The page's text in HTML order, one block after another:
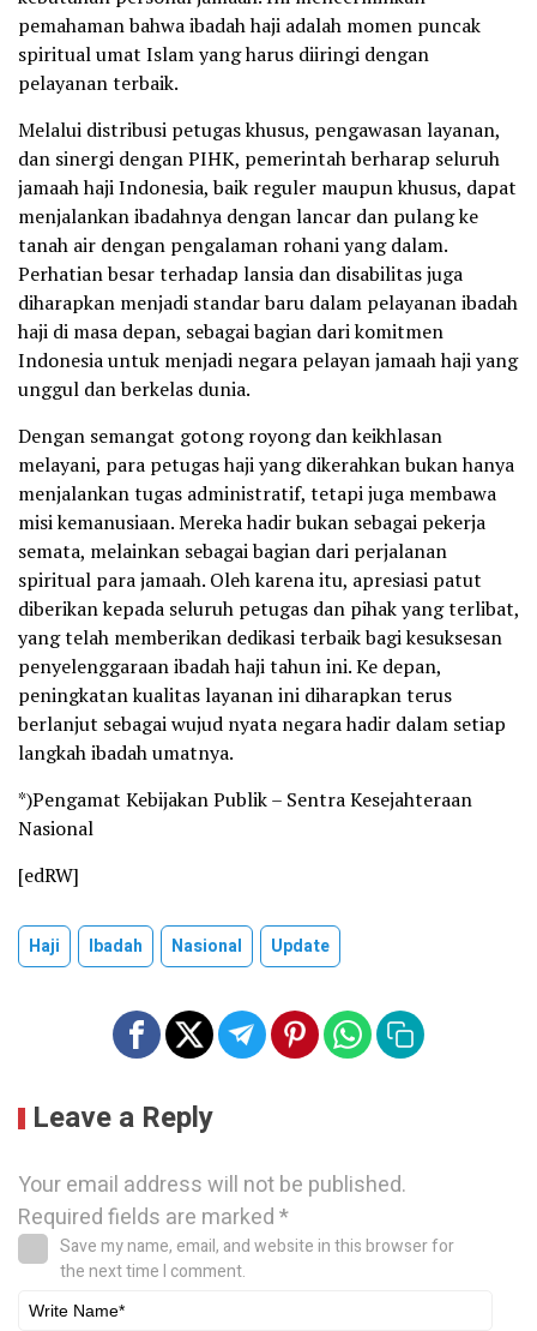
pemahaman bahwa ibadah haji adalah momen puncak
spiritual umat Islam yang harus diiringi dengan
pelayanan terbaik.
Melalui distribusi petugas khusus, pengawasan layanan,
dan sinergi dengan PIHK, pemerintah berharap seluruh
jamaah haji Indonesia, baik reguler maupun khusus, dapat
menjalankan ibadahnya dengan lancar dan pulang ke
tanah air dengan pengalaman rohani yang dalam.
Perhatian besar terhadap lansia dan disabilitas juga
diharapkan menjadi standar baru dalam pelayanan ibadah
haji di masa depan, sebagai bagian dari komitmen
Indonesia untuk menjadi negara pelayan jamaah haji yang
unggul dan berkelas dunia.
Dengan semangat gotong royong dan keikhlasan
melayani, para petugas haji yang dikerahkan bukan hanya
menjalankan tugas administratif, tetapi juga membawa
misi kemanusiaan. Mereka hadir bukan sebagai pekerja
semata, melainkan sebagai bagian dari perjalanan
spiritual para jamaah. Oleh karena itu, apresiasi patut
diberikan kepada seluruh petugas dan pihak yang terlibat,
yang telah memberikan dedikasi terbaik bagi kesuksesan
penyelenggaraan ibadah haji tahun ini. Ke depan,
peningkatan kualitas layanan ini diharapkan terus
berlanjut sebagai wujud nyata negara hadir dalam setiap
langkah ibadah umatnya.
*)Pengamat Kebijakan Publik – Sentra Kesejahteraan
Nasional
[edRW]
Haji Ibadah Nasional Update
Leave a Reply
Your email address will not be published.
Required fields are marked*
Save my name, email, and website in this browser for
the next time I comment.